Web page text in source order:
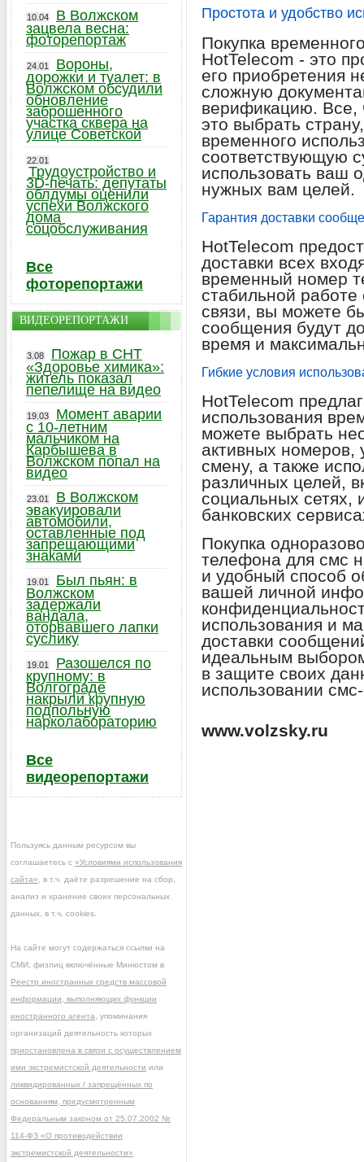
Простота и удобство
Покупка
HotTelecom - это
его приобретения
сложную
верификацию. Все,
это выбрать
временного
соответствующую
использовать ваш
нужных вам целей.
Гарантия доставки
HotTelecom
доставки всех
временный номер
стабильной работе
связи, вы можете
сообщения будут
время и
Гибкие условия
HotTelecom
использования
можете выбрать
активных номеров,
смену, а также
различных целей,
социальных сетях,
банковских
Покупка
телефона для смс
и удобный способ
вашей личной
использования и
доставки
идеальным
в защите своих
использовании
www.volzsky.ru
10.04
В Волжском
зацвела весна:
фоторепортаж
24.01
Вороны,
дорожки и туалет: в
Волжском обсудили
обновление
заброшенного
участка сквера на
улице Советской
22.01
Трудоустройство и
3D-печать: депутаты
облдумы оценили
успехи Волжского
дома
соцобслуживания
Все
фоторепортажи
ВИДЕОРЕПОРТАЖИ
3.08
Пожар в СНТ
«Здоровье химика»:
житель показал
пепелище на видео
19.03
Момент аварии
с 10-летним
мальчиком на
Карбышева в
Волжском попал на
видео
23.01
В Волжском
эвакуировали
автомобили,
оставленные под
запрещающими
знаками
19.01
Был пьян: в
Волжском
задержали
вандала,
оторвавшего лапки
суслику
19.01
Разошелся по
крупному: в
Волгограде
накрыли крупную
подпольную
нарколабораторию
Все
видеорепортажи
Пользуясь данным ресурсом вы
соглашаетесь с «Условиями использования
сайта» , в т.ч. даёте разрешение на сбор,
анализ и хранение своих персональных
данных, в т.ч. cookies.
На сайте могут содержаться ссылки на
СМИ, физлиц включённые Минюстом в
Реестр иностранных средств массовой
информации, выполняющих функции
иностранного агента , упоминания
организаций деятельность которых
приостановлена в связи с осуществлением
ими экстремистской деятельности или
ликвидированных / запрещённых по
основаниям, предусмотренным
Федеральным законом от 25.07.2002 №
114-ФЗ «О противодействии
экстремистской деятельности»